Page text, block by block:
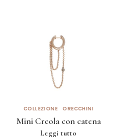
COLLEZIONE ORECCHINI
Mini Creola con catena
Leggi tutto